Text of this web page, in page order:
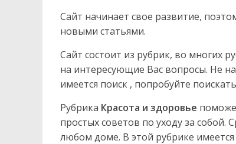
Сайт начинает свое развитие,
новыми статьями.
Сайт состоит из рубрик, во многих
на интересующие Вас вопросы. Не
имеется поиск , попробуйте
Рубрика Красота и здоровье
простых советов по уходу за собой.
любом доме. В этой рубрике имеется